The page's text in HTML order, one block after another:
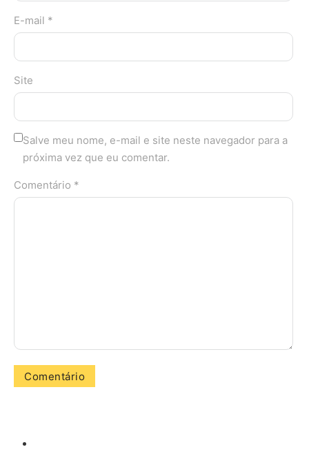
E-mail *
Site
Salve meu nome, e-mail e site neste navegador para a
próxima vez que eu comentar.
Comentário *